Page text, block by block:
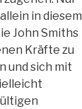
in diesem
John Smiths
Kräfte zu
und sich mit